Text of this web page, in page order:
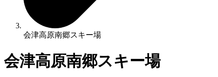
会津高原南郷スキー場
会津高原南郷スキー場